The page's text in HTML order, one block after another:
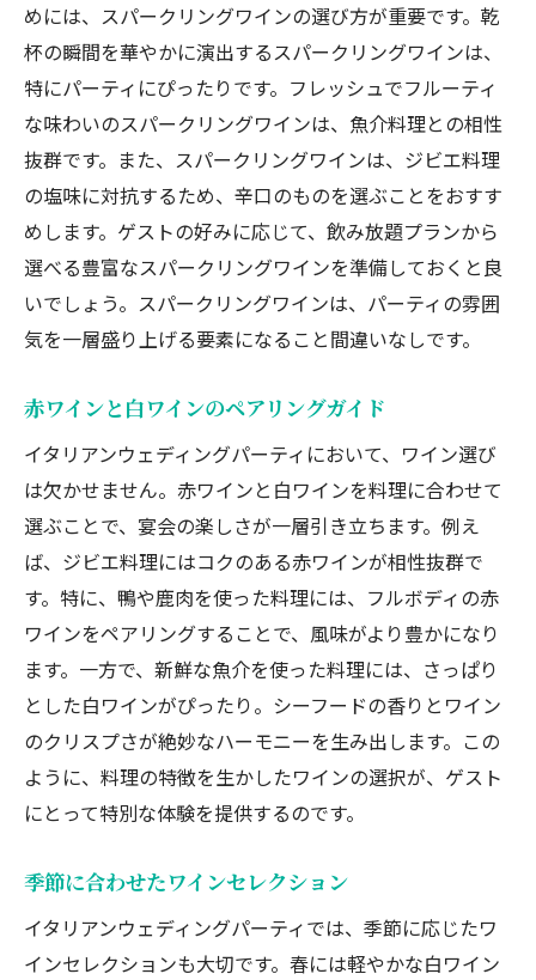
貸切パーティのメリットと楽しみ方
プライベート空間でのイタリアン宴会の魅力
贅沢な食事とワインを楽しむプランの紹介
ゲストに喜ばれる貸切パーティのアイデア
貸切パーティの成功ポイントと注意点
オーダーメイドの宴会プランの提案
飲み放題プランで楽しむイタリアンウェディングパ
ーティの絶品ワイン
飲み放題プランの魅力と楽しみ方
ワイン好き必見の飲み放題プランの選び方
飲み放題プランに含まれるおすすめワイン
ゲストを満足させる飲み放題プランのポイント
ワイン
魚介の絶品料理
ワインに合うジビエと魚介料理のレシピ
ゲストを驚かせるジビエと魚介のコースメニュ
シェフおすすめのジビエと魚介の組み合わせ
イタリアンウェディングにふさわしいジビエと
特別な一日を演出する貸切のイタリアンウェディン
めには、スパークリングワインの選び方が重要です。乾
杯の瞬間を華やかに演出するスパークリングワインは、
特にパーティにぴったりです。フレッシュでフルーティ
な味わいのスパークリングワインは、魚介料理との相性
抜群です。また、スパークリングワインは、ジビエ料理
の塩味に対抗するため、辛口のものを選ぶことをおすす
めします。ゲストの好みに応じて、飲み放題プランから
選べる豊富なスパークリングワインを準備しておくと良
いでしょう。スパークリングワインは、パーティの雰囲
気を一層盛り上げる要素になること間違いなしです。
赤ワインと白ワインのペアリングガイド
イタリアンウェディングパーティにおいて、ワイン選び
は欠かせません。赤ワインと白ワインを料理に合わせて
選ぶことで、宴会の楽しさが一層引き立ちます。例え
ば、ジビエ料理にはコクのある赤ワインが相性抜群で
す。特に、鴨や鹿肉を使った料理には、フルボディの赤
ワインをペアリングすることで、風味がより豊かになり
ます。一方で、新鮮な魚介を使った料理には、さっぱり
とした白ワインがぴったり。シーフードの香りとワイン
のクリスプさが絶妙なハーモニーを生み出します。この
ように、料理の特徴を生かしたワインの選択が、ゲスト
にとって特別な体験を提供するのです。
季節に合わせたワインセレクション
イタリアンウェディングパーティでは、季節に応じたワ
インセレクションも大切です。春には軽やかな白ワイン